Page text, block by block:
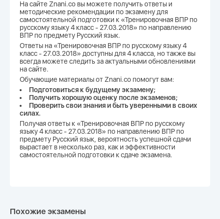
На сайте Znani.co вы можете получить ответы и
методические рекомендации по экзамену для
самостоятельной подготовки к «Тренировочная ВПР по
русскому языку 4 класс - 27.03.2018» по направлению
ВПР по предмету Русский язык.
Ответы на «Тренировочная ВПР по русскому языку 4
класс - 27.03.2018» доступны для 4 класса, но также вы
всегда можете следить за актуальными обновлениями
на сайте.
Обучающие материалы от Znani.co помогут вам:
Подготовиться к будущему экзамену;
Получить хорошую оценку после экзаменов;
Проверить свои знания и быть уверенными в своих
силах.
Получая ответы к «Тренировочная ВПР по русскому
языку 4 класс - 27.03.2018» по направлению ВПР по
предмету Русский язык, вероятность успешной сдачи
вырастает в несколько раз, как и эффективности
самостоятельной подготовки к сдаче экзамена.
Похожие экзамены